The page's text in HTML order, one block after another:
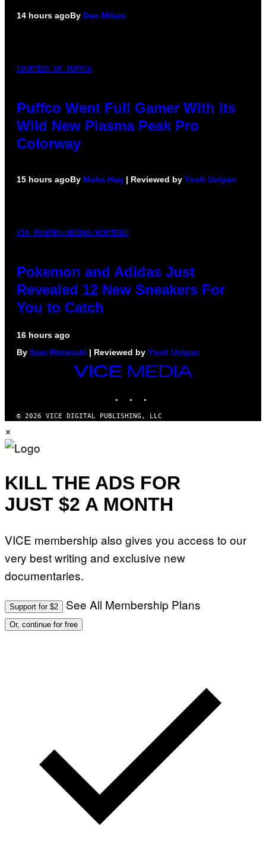
14 hours agoBy Dan Milam
COURTESY OF PUFFCO
Puffco Went Full Gamer With Its
Wild New Plasma Peak Pro
Colorway
15 hours agoBy Maha Haq | Reviewed by Ysolt Usigan
VIA POKEMON/ADIDAS/NINTENDO
Pokemon and Adidas Just
Revealed 12 New Sneakers For
You to Catch
16 hours ago
By Sam Watanuki | Reviewed by Ysolt Usigan
VICE
MEDIA
© 2026 VICE DIGITAL PUBLISHING, LLC
×
KILL THE ADS FOR
JUST $2 A MONTH
VICE membership also gives you access to our
very best writing and exclusive new
documentaries.
Support for $2 See All Membership Plans
Or, continue for free